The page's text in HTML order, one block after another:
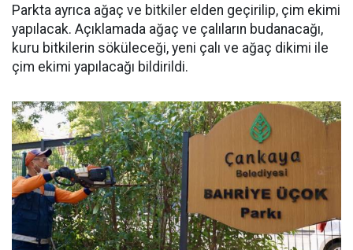
Parkta ayrıca ağaç ve bitkiler elden geçirilip, çim ekimi
yapılacak. Açıklamada ağaç ve çalıların budanacağı,
kuru bitkilerin söküleceği, yeni çalı ve ağaç dikimi ile
çim ekimi yapılacağı bildirildi.